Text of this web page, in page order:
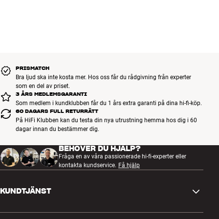
PRISMATCH
Bra ljud ska inte kosta mer. Hos oss får du rådgivning från experter
som en del av priset.
3 ÅRS MEDLEMSGARANTI
Som medlem i kundklubben får du 1 års extra garanti på dina hi-fi-köp.
60 DAGARS FULL RETURRÄTT
På HiFi Klubben kan du testa din nya utrustning hemma hos dig i 60
dagar innan du bestämmer dig.
BEHÖVER DU HJÄLP?
Fråga en av våra passionerade hi-fi-experter eller
kontakta kundservice. Få hjälp
KUNDTJÄNST